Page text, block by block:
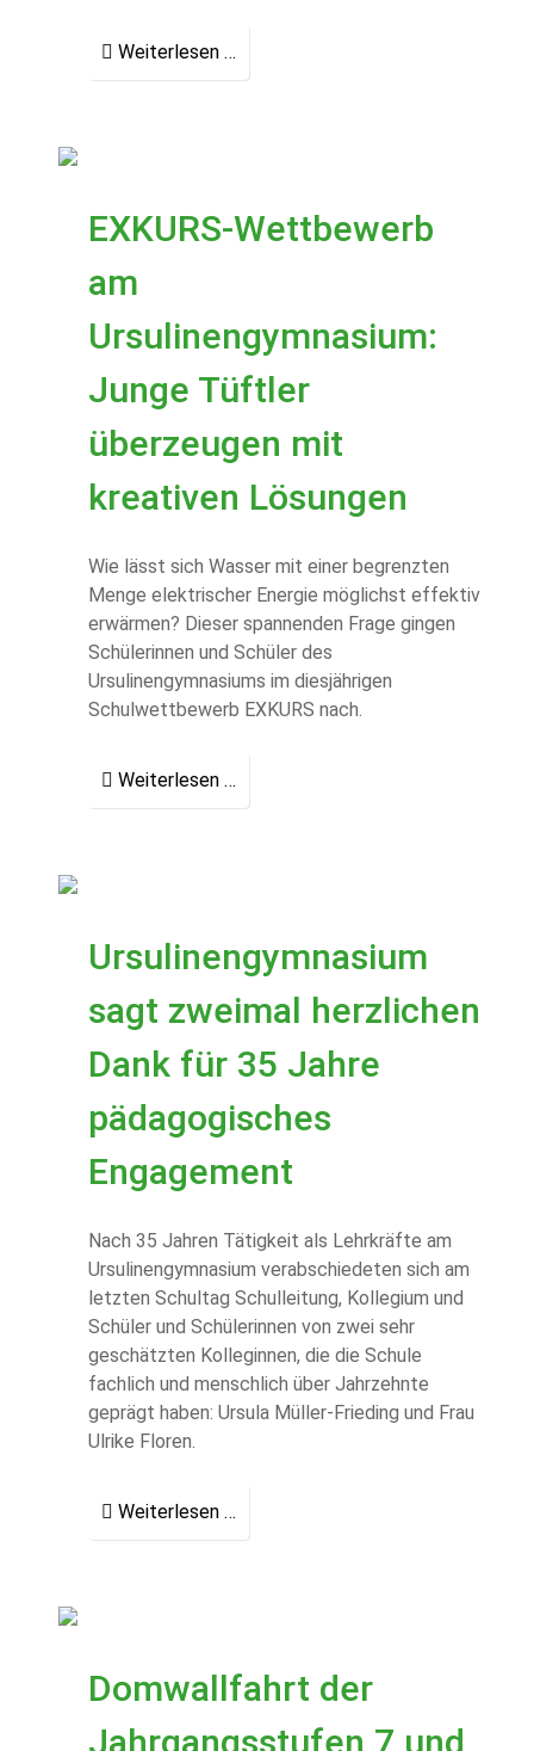
Weiterlesen …
EXKURS-Wettbewerb
am
Ursulinengymnasium:
Junge Tüftler
überzeugen mit
kreativen Lösungen
Wie lässt sich Wasser mit einer begrenzten
Menge elektrischer Energie möglichst effektiv
erwärmen? Dieser spannenden Frage gingen
Schülerinnen und Schüler des
Ursulinengymnasiums im diesjährigen
Schulwettbewerb EXKURS nach.
Weiterlesen …
Ursulinengymnasium
sagt zweimal herzlichen
Dank für 35 Jahre
pädagogisches
Engagement
Nach 35 Jahren Tätigkeit als Lehrkräfte am
Ursulinengymnasium verabschiedeten sich am
letzten Schultag Schulleitung, Kollegium und
Schüler und Schülerinnen von zwei sehr
geschätzten Kolleginnen, die die Schule
fachlich und menschlich über Jahrzehnte
geprägt haben: Ursula Müller-Frieding und Frau
Ulrike Floren.
Weiterlesen …
Domwallfahrt der
Jahrgangsstufen 7 und